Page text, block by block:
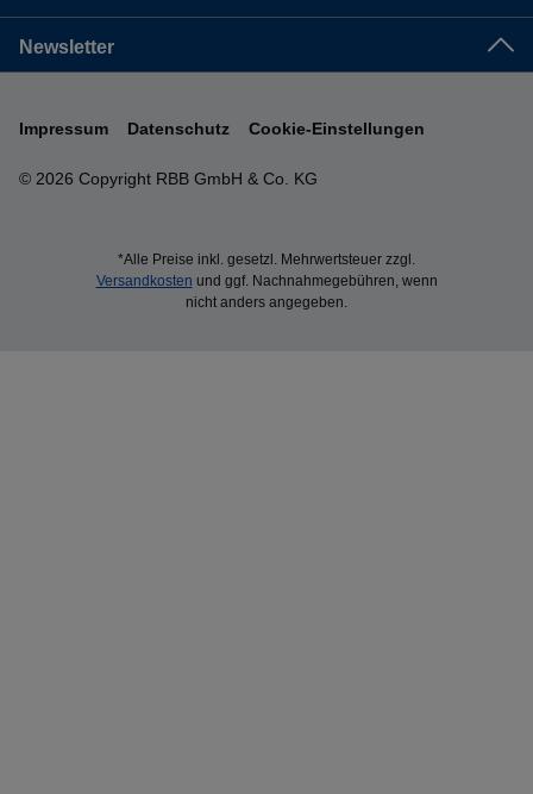
Newsletter
© 2026 Copyright RBB GmbH & Co. KG
Impressum Datenschutz Cookie-Einstellungen
*Alle Preise inkl. gesetzl. Mehrwertsteuer zzgl.
Versandkosten und ggf. Nachnahmegebühren, wenn
nicht anders angegeben.